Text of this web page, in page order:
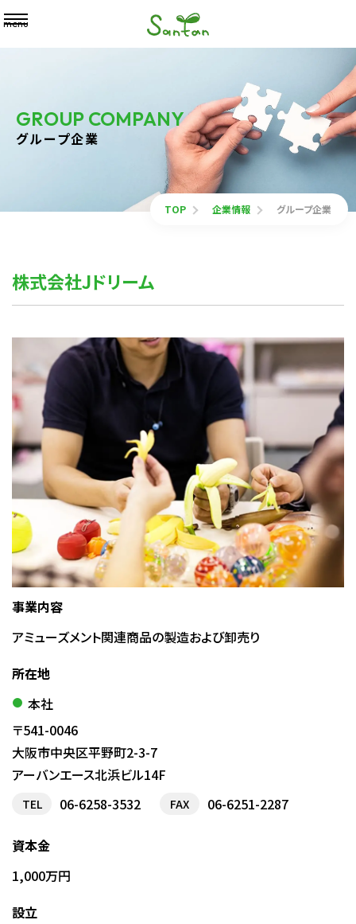
menu
GROUP COMPANY
グループ企業
TOP 企業情報 グループ企業
株式会社Jドリーム
事業内容
アミューズメント関連商品の製造および卸売り
所在地
本社
〒541-0046
大阪市中央区平野町2-3-7
アーバンエース北浜ビル14F
TEL 06-6258-3532 FAX 06-6251-2287
資本金
1,000万円
設立